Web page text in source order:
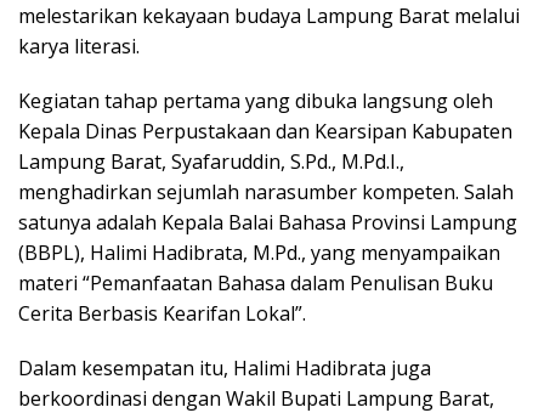
melestarikan kekayaan budaya Lampung Barat melalui
karya literasi.
Kegiatan tahap pertama yang dibuka langsung oleh
Kepala Dinas Perpustakaan dan Kearsipan Kabupaten
Lampung Barat, Syafaruddin, S.Pd., M.Pd.I.,
menghadirkan sejumlah narasumber kompeten. Salah
satunya adalah Kepala Balai Bahasa Provinsi Lampung
(BBPL), Halimi Hadibrata, M.Pd., yang menyampaikan
materi “Pemanfaatan Bahasa dalam Penulisan Buku
Cerita Berbasis Kearifan Lokal”.
Dalam kesempatan itu, Halimi Hadibrata juga
berkoordinasi dengan Wakil Bupati Lampung Barat,